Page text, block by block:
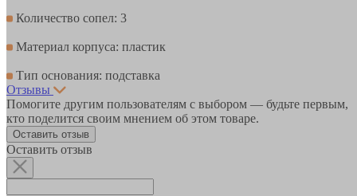
Количество сопел: 3
Материал корпуса: пластик
Тип основания: подставка
Отзывы
Помогите другим пользователям с выбором — будьте первым,
кто поделится своим мнением об этом товаре.
Оставить отзыв
Оставить отзыв